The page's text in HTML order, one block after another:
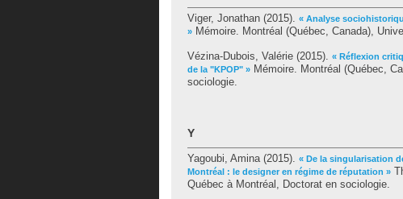
Viger, Jonathan (2015). « Analyse
» Mémoire. Montréal (Québec, Canada),
Vézina-Dubois, Valérie (2015). « Réflexion
de la "KPOP" » Mémoire. Montréal (Québec,
sociologie.
Y
Yagoubi, Amina(2015). « De la singularisation
Montréal : le designer en régime de réputation »
Québec à Montréal, Doctorat en sociologie.